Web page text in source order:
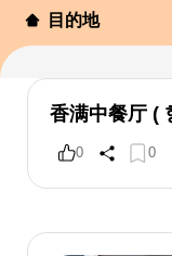
目的地
香满中餐厅 (
0 0